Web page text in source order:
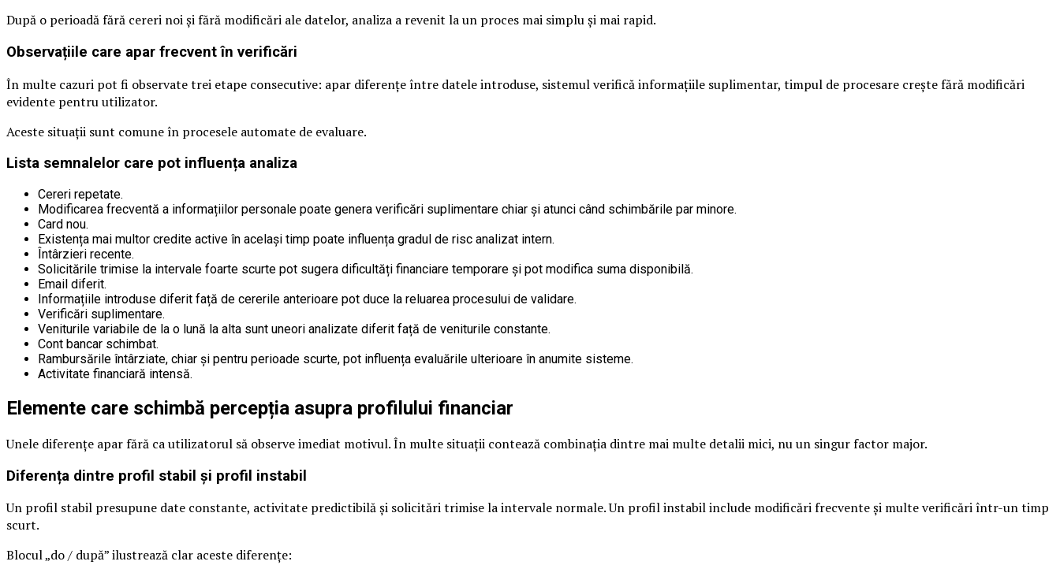
După o perioadă fără cereri noi și fără modificări ale datelor, analiza a revenit la un proces mai simplu și mai rapid.
Observațiile care apar frecvent în verificări
În multe cazuri pot fi observate trei etape consecutive: apar diferențe între datele introduse, sistemul verifică informațiile suplimentar, timpul de procesare crește fără modificări
evidente pentru utilizator.
Aceste situații sunt comune în procesele automate de evaluare.
Lista semnalelor care pot influența analiza
Cereri repetate.
Modificarea frecventă a informațiilor personale poate genera verificări suplimentare chiar și atunci când schimbările par minore.
Card nou.
Existența mai multor credite active în același timp poate influența gradul de risc analizat intern.
Întârzieri recente.
Solicitările trimise la intervale foarte scurte pot sugera dificultăți financiare temporare și pot modifica suma disponibilă.
Email diferit.
Informațiile introduse diferit față de cererile anterioare pot duce la reluarea procesului de validare.
Verificări suplimentare.
Veniturile variabile de la o lună la alta sunt uneori analizate diferit față de veniturile constante.
Cont bancar schimbat.
Rambursările întârziate, chiar și pentru perioade scurte, pot influența evaluările ulterioare în anumite sisteme.
Activitate financiară intensă.
Elemente care schimbă percepția asupra profilului financiar
Unele diferențe apar fără ca utilizatorul să observe imediat motivul. În multe situații contează combinația dintre mai multe detalii mici, nu un singur factor major.
Diferența dintre profil stabil și profil instabil
Un profil stabil presupune date constante, activitate predictibilă și solicitări trimise la intervale normale. Un profil instabil include modificări frecvente și multe verificări într-un timp
scurt.
Blocul „do / după” ilustrează clar aceste diferențe: